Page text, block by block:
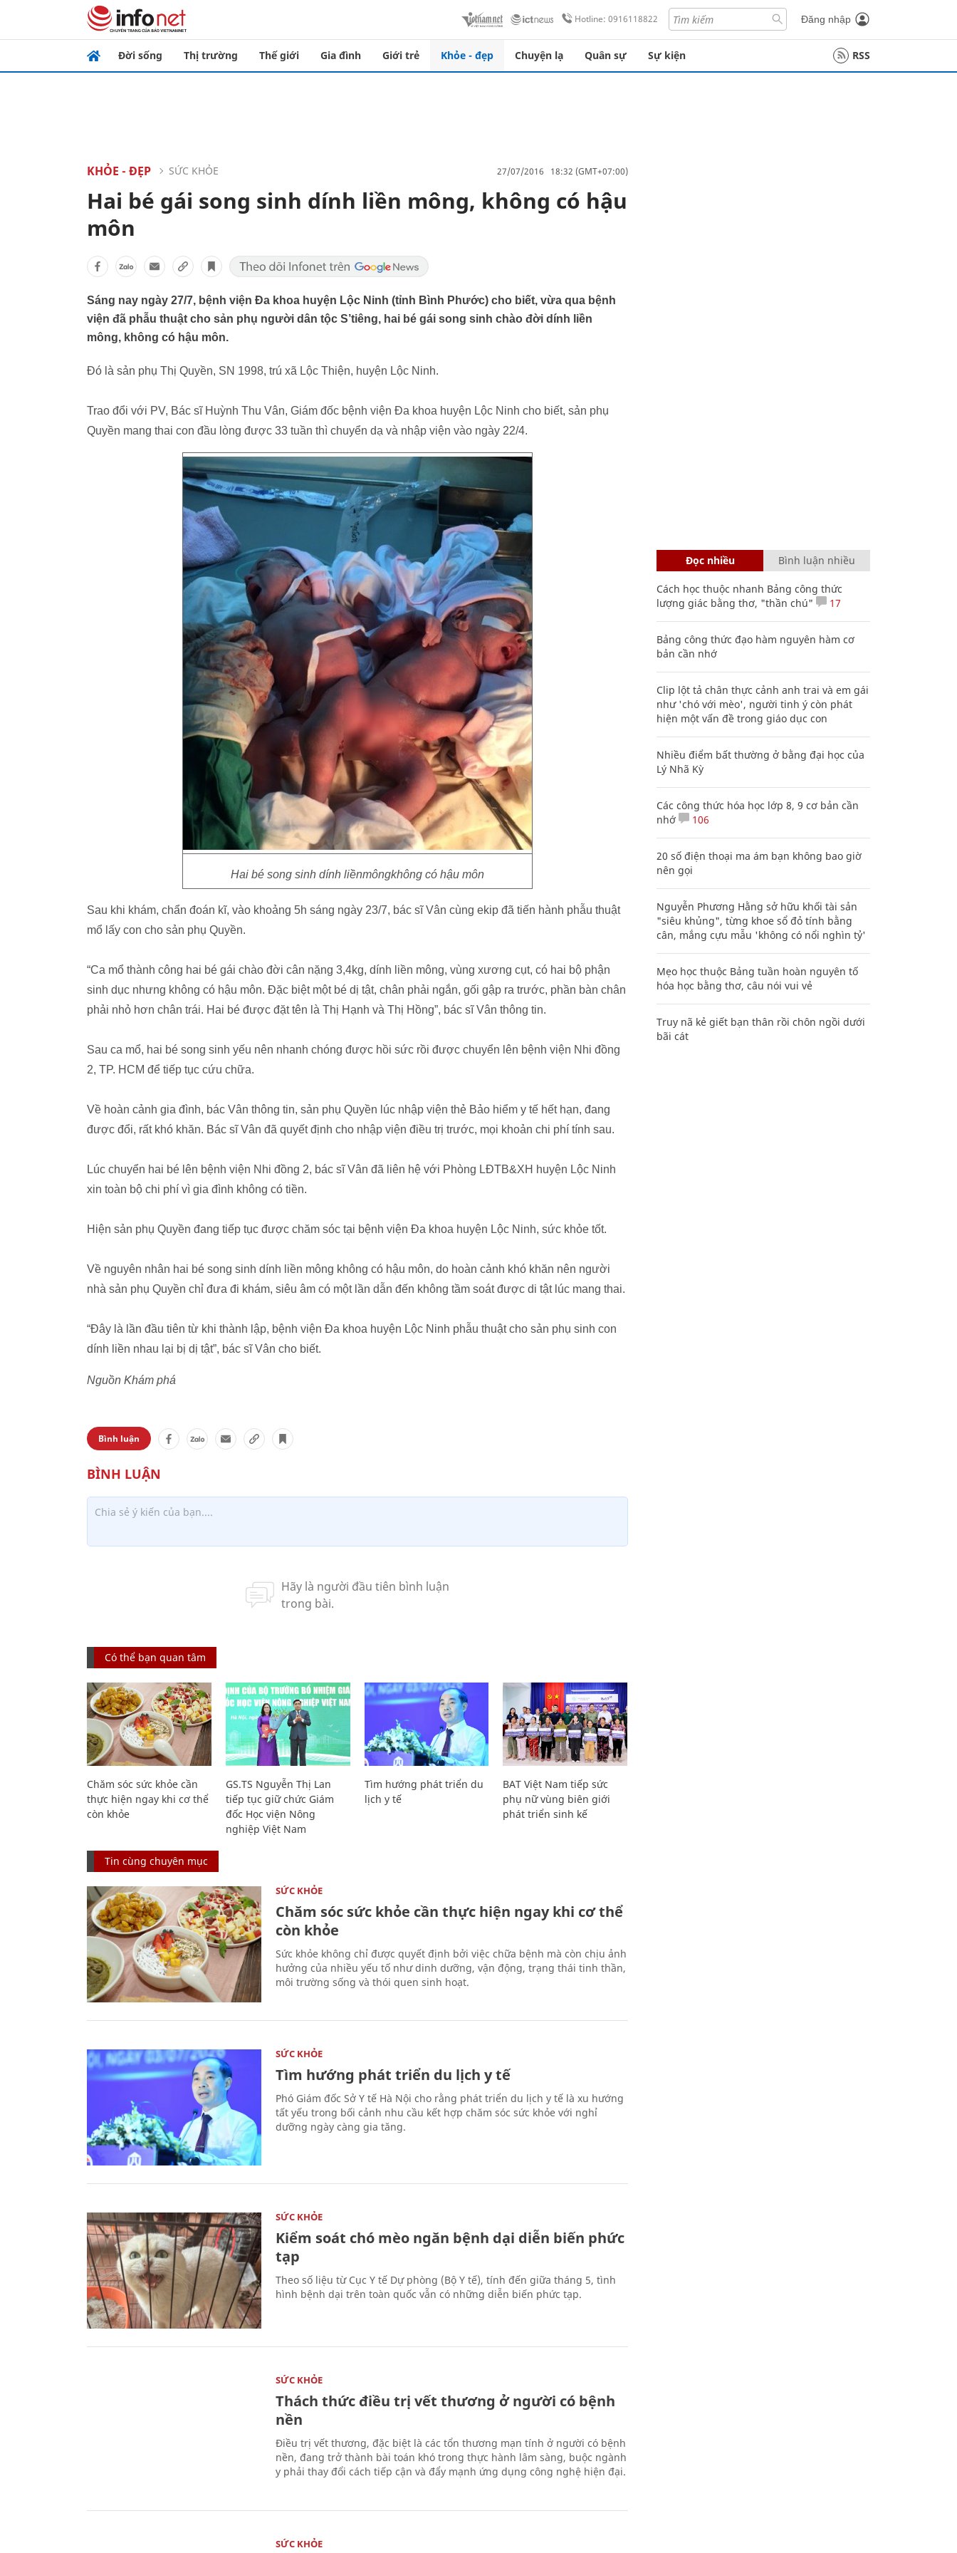
Hotline: 0916118822 Đăng nhập
Đời sống Thị trường Thế giới Gia đình Giới trẻ Khỏe - đẹp Chuyện lạ Quân sự Sự kiện RSS
KHỎE - ĐẸP SỨC KHỎE 27/07/2016 18:32 (GMT+07:00)
Hai bé gái song sinh dính liền mông, không có hậu
môn
Sáng nay ngày 27/7, bệnh viện Đa khoa huyện Lộc Ninh (tỉnh Bình Phước) cho biết, vừa qua bệnh
viện đã phẫu thuật cho sản phụ người dân tộc S’tiêng, hai bé gái song sinh chào đời dính liền
mông, không có hậu môn.
Đó là sản phụ Thị Quyền, SN 1998, trú xã Lộc Thiện, huyện Lộc Ninh.
Trao đổi với PV, Bác sĩ Huỳnh Thu Vân, Giám đốc bệnh viện Đa khoa huyện Lộc Ninh cho biết, sản phụ
Quyền mang thai con đầu lòng được 33 tuần thì chuyển dạ và nhập viện vào ngày 22/4.
Hai bé song sinh dính liềnmôngkhông có hậu môn
Sau khi khám, chẩn đoán kĩ, vào khoảng 5h sáng ngày 23/7, bác sĩ Vân cùng ekip đã tiến hành phẫu thuật
mổ lấy con cho sản phụ Quyền.
“Ca mổ thành công hai bé gái chào đời cân nặng 3,4kg, dính liền mông, vùng xương cụt, có hai bộ phận
sinh dục nhưng không có hậu môn. Đặc biệt một bé dị tật, chân phải ngắn, gối gập ra trước, phần bàn chân
phải nhỏ hơn chân trái. Hai bé được đặt tên là Thị Hạnh và Thị Hồng”, bác sĩ Vân thông tin.
Sau ca mổ, hai bé song sinh yếu nên nhanh chóng được hồi sức rồi được chuyển lên bệnh viện Nhi đồng
2, TP. HCM để tiếp tục cứu chữa.
Về hoàn cảnh gia đình, bác Vân thông tin, sản phụ Quyền lúc nhập viện thẻ Bảo hiểm y tế hết hạn, đang
được đổi, rất khó khăn. Bác sĩ Vân đã quyết định cho nhập viện điều trị trước, mọi khoản chi phí tính sau.
Lúc chuyển hai bé lên bệnh viện Nhi đồng 2, bác sĩ Vân đã liên hệ với Phòng LĐTB&XH huyện Lộc Ninh
xin toàn bộ chi phí vì gia đình không có tiền.
Hiện sản phụ Quyền đang tiếp tục được chăm sóc tại bệnh viện Đa khoa huyện Lộc Ninh, sức khỏe tốt.
Về nguyên nhân hai bé song sinh dính liền mông không có hậu môn, do hoàn cảnh khó khăn nên người
nhà sản phụ Quyền chỉ đưa đi khám, siêu âm có một lần dẫn đến không tầm soát được di tật lúc mang thai.
“Đây là lần đầu tiên từ khi thành lập, bệnh viện Đa khoa huyện Lộc Ninh phẫu thuật cho sản phụ sinh con
dính liền nhau lại bị dị tật”, bác sĩ Vân cho biết.
Nguồn Khám phá
Bình luận
Có thể bạn quan tâm
Chăm sóc sức khỏe cần
thực hiện ngay khi cơ thể
còn khỏe
GS.TS Nguyễn Thị Lan
tiếp tục giữ chức Giám
đốc Học viện Nông
nghiệp Việt Nam
Tìm hướng phát triển du
lịch y tế
BAT Việt Nam tiếp sức
phụ nữ vùng biên giới
phát triển sinh kế
Tin cùng chuyên mục
SỨC KHỎE
Chăm sóc sức khỏe cần thực hiện ngay khi cơ thể
còn khỏe
Sức khỏe không chỉ được quyết định bởi việc chữa bệnh mà còn chịu ảnh
hưởng của nhiều yếu tố như dinh dưỡng, vận động, trạng thái tinh thần,
môi trường sống và thói quen sinh hoạt.
SỨC KHỎE
Tìm hướng phát triển du lịch y tế
Phó Giám đốc Sở Y tế Hà Nội cho rằng phát triển du lịch y tế là xu hướng
tất yếu trong bối cảnh nhu cầu kết hợp chăm sóc sức khỏe với nghỉ
dưỡng ngày càng gia tăng.
SỨC KHỎE
Kiểm soát chó mèo ngăn bệnh dại diễn biến phức
tạp
Theo số liệu từ Cục Y tế Dự phòng (Bộ Y tế), tính đến giữa tháng 5, tình
hình bệnh dại trên toàn quốc vẫn có những diễn biến phức tạp.
SỨC KHỎE
Thách thức điều trị vết thương ở người có bệnh
nền
Điều trị vết thương, đặc biệt là các tổn thương mạn tính ở người có bệnh
nền, đang trở thành bài toán khó trong thực hành lâm sàng, buộc ngành
y phải thay đổi cách tiếp cận và đẩy mạnh ứng dụng công nghệ hiện đại.
SỨC KHỎE
Đọc nhiều Bình luận nhiều
Cách học thuộc nhanh Bảng công thức
lượng giác bằng thơ, "thần chú"
17
Bảng công thức đạo hàm nguyên hàm cơ
bản cần nhớ
Clip lột tả chân thực cảnh anh trai và em gái
như 'chó với mèo', người tinh ý còn phát
hiện một vấn đề trong giáo dục con
Nhiều điểm bất thường ở bằng đại học của
Lý Nhã Kỳ
Các công thức hóa học lớp 8, 9 cơ bản cần
nhớ
106
20 số điện thoại ma ám bạn không bao giờ
nên gọi
Nguyễn Phương Hằng sở hữu khối tài sản
"siêu khủng", từng khoe sổ đỏ tính bằng
cân, mắng cựu mẫu 'không có nổi nghìn tỷ'
Mẹo học thuộc Bảng tuần hoàn nguyên tố
hóa học bằng thơ, câu nói vui vẻ
Truy nã kẻ giết bạn thân rồi chôn ngồi dưới
bãi cát